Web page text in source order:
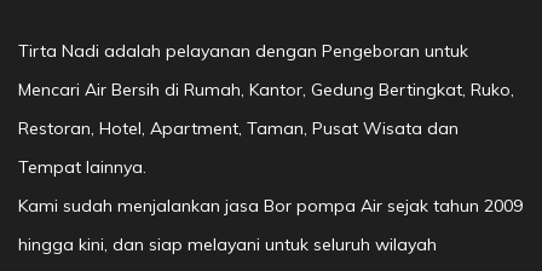
Tirta Nadi adalah pelayanan dengan Pengeboran untuk
Mencari Air Bersih di Rumah, Kantor, Gedung Bertingkat, Ruko,
Restoran, Hotel, Apartment, Taman, Pusat Wisata dan
Tempat lainnya.
Kami sudah menjalankan jasa Bor pompa Air sejak tahun 2009
hingga kini, dan siap melayani untuk seluruh wilayah